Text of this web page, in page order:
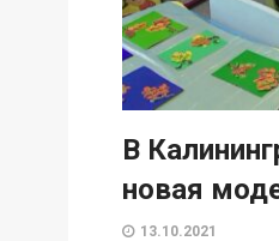
В
новая
13.10.2021